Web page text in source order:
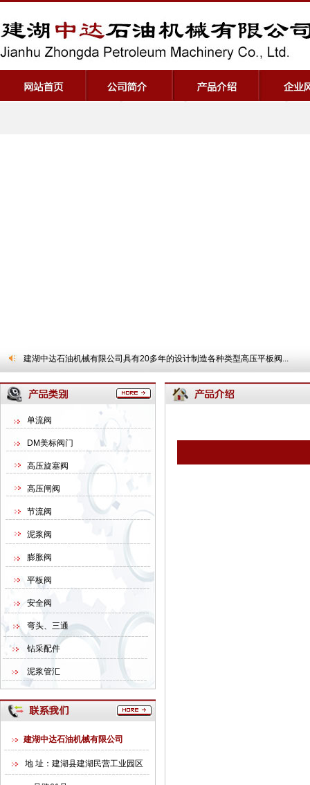
建湖中达石油机械有限公司具有20多年的设计制造各种类型高压平板阀...
单流阀
DM美标阀门
高压旋塞阀
高压闸阀
节流阀
泥浆阀
膨胀阀
平板阀
安全阀
弯头、三通
钻采配件
泥浆管汇
建湖中达石油机械有限公司
地 址：建湖县建湖民营工业园区